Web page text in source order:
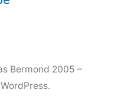
Bermond 2005 –